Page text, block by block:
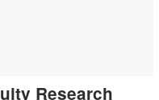
Research